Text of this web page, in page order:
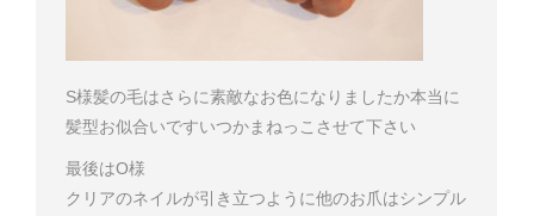
S様髪の毛はさらに素敵なお色になりましたか本当に
髪型お似合いですいつかまねっこさせて下さい
最後はO様
クリアのネイルが引き立つように他のお爪はシンプル